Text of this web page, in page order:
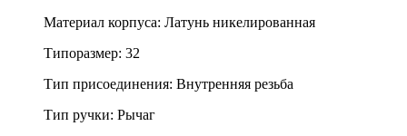
Материал корпуса: Латунь никелированная
Типоразмер: 32
Тип присоединения: Внутренняя резьба
Тип ручки: Рычаг